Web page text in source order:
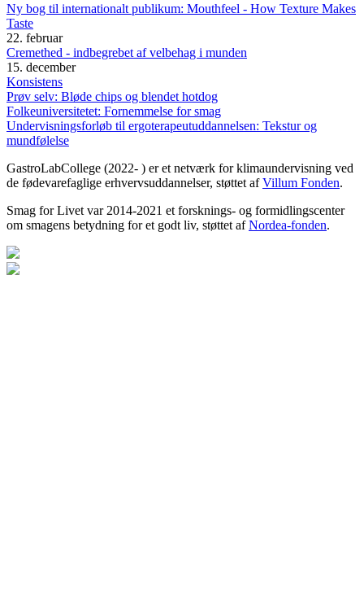
Ny bog til internationalt publikum: Mouthfeel - How Texture Makes
Taste
22. februar
Cremethed - indbegrebet af velbehag i munden
15. december
Konsistens
Prøv selv: Bløde chips og blendet hotdog
Folkeuniversitetet: Fornemmelse for smag
Undervisningsforløb til ergoterapeutuddannelsen: Tekstur og
mundfølelse
GastroLabCollege (2022- ) er et netværk for klimaundervisning ved
de fødevarefaglige erhvervsuddannelser, støttet afVillum Fonden.
Smag for Livet var 2014-2021 et forsknings- og formidlingscenter
om smagens betydning for et godt liv, støttet afNordea-fonden.